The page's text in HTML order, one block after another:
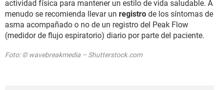
actividad física para mantener un estilo de vida saludable. A
menudo se recomienda llevar un registro de los síntomas de
asma acompañado o no de un registro del Peak Flow
(medidor de flujo espiratorio) diario por parte del paciente.
Foto: © wavebreakmedia – Shutterstock.com